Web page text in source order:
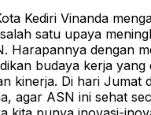
Kediri Vinanda
satu upaya
Harapannya dengan
budaya kerja yang
kinerja. Di hari Jumat
agar ASN ini sehat